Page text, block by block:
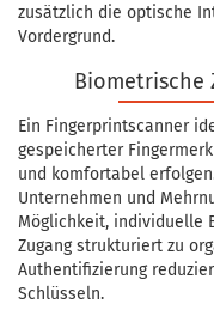
zusätzlich die optische
Vordergrund.
Ein Fingerprintscanner
gespeicherter
und komfortabel
Unternehmen und
Möglichkeit, individuelle
Zugang strukturiert zu
Authentifizierung
Schlüsseln.